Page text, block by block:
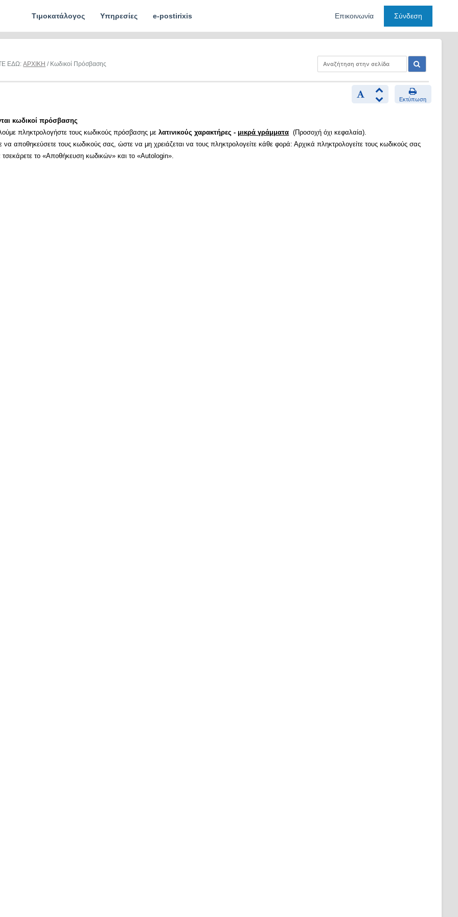
Τιμοκατάλογος Υπηρεσίες e-postirixis Επικοινωνία Σύνδεση
ΕΔΩ:ΑΡΧΙΚΗ / Κωδικοί Πρόσβασης
Εκτύπωση
κωδικοί πρόσβασης
πληκτρολογήστε τους κωδικούς πρόσβασης μελατινικούς χαρακτήρες - μικρά γράμματα (Προσοχή όχι κεφαλαία).
να αποθηκεύσετε τους κωδικούς σας, ώστε να μη χρειάζεται να τους πληκτρολογείτε κάθε φορά: Αρχικά πληκτρολογείτε τους κωδικούς σας
τσεκάρετε το «Αποθήκευση κωδικών» και το «Autologin».